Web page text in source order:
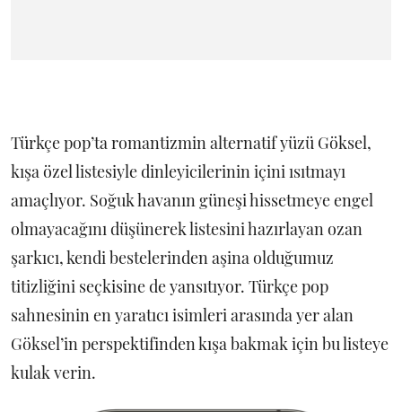
Türkçe pop’ta romantizmin alternatif yüzü Göksel,
kışa özel listesiyle dinleyicilerinin içini ısıtmayı
amaçlıyor. Soğuk havanın güneşi hissetmeye engel
olmayacağını düşünerek listesini hazırlayan ozan
şarkıcı, kendi bestelerinden aşina olduğumuz
titizliğini seçkisine de yansıtıyor. Türkçe pop
sahnesinin en yaratıcı isimleri arasında yer alan
Göksel’in perspektifinden kışa bakmak için bu listeye
kulak verin.